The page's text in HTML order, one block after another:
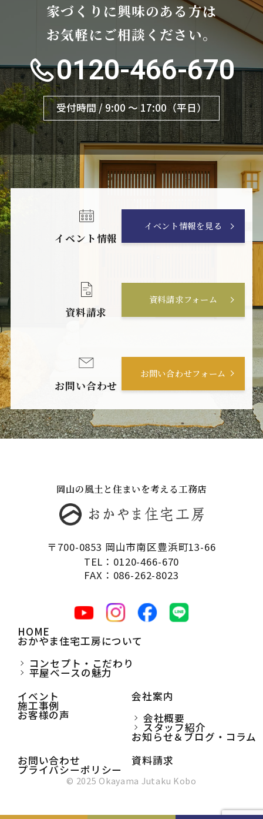
家づくりに興味のある方は
お気軽にご相談ください。
0120-466-670
受付時間 / 9:00 〜 17:00（平日）
イベント情報
イベント情報を見る
資料請求
資料請求フォーム
お問い合わせ
お問い合わせフォーム
岡山の風土と住まいを考える工務店
〒700-0853 岡山市南区豊浜町13-66
TEL：0120-466-670
FAX：086-262-8023
HOME
おかやま住宅工房について
コンセプト・こだわり
平屋ベースの魅力
イベント
施工事例
お客様の声
会社案内
会社概要
スタッフ紹介
お知らせ＆ブログ・コラム
お問い合わせ
資料請求
プライバシーポリシー
© 2025 Okayama Jutaku Kobo